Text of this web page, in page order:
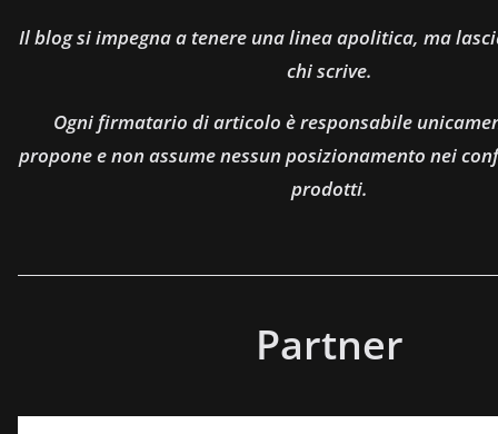
Il blog si impegna a tenere una linea apolitica, ma
chi scrive.
Ogni firmatario di articolo è responsabile
propone e non assume nessun posizionamento nei
prodotti.
Partner